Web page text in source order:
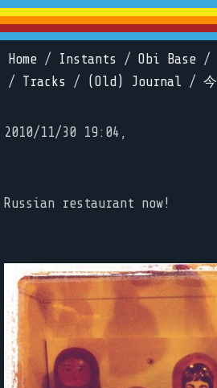
Home / Instants / Obi Base /
/ Tracks / (Old) Journal / 今
2010/11/30 19:04,
Russian restaurant now!